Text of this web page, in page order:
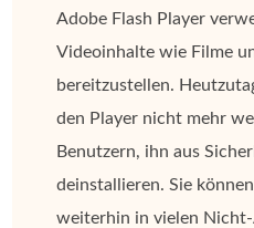
Adobe Flash Player
Videoinhalte wie Filme
bereitzustellen.
den Player nicht mehr
Benutzern, ihn aus
deinstallieren. Sie
weiterhin in vielen